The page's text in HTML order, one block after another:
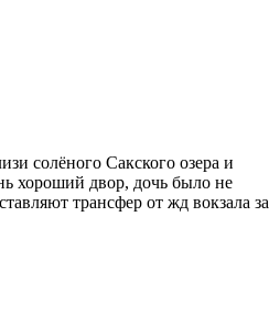
солёного Сакского озера и
хороший двор, дочь было не
трансфер от жд вокзала за